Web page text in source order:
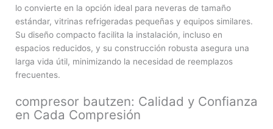
lo convierte en la opción ideal para neveras de tamaño
estándar, vitrinas refrigeradas pequeñas y equipos similares.
Su diseño compacto facilita la instalación, incluso en
espacios reducidos, y su construcción robusta asegura una
larga vida útil, minimizando la necesidad de reemplazos
frecuentes.
compresor bautzen: Calidad y Confianza
en Cada Compresión